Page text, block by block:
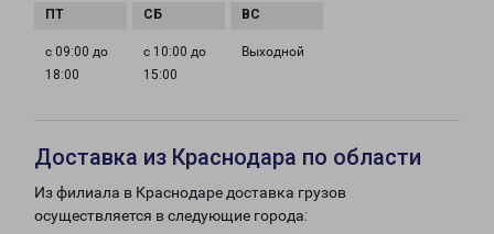
с 09:00 до
18:00
с 10:00 до
15:00
Выходной
Доставка из Краснодара по области
Из филиала в Краснодаре доставка грузов
осуществляется в следующие города: